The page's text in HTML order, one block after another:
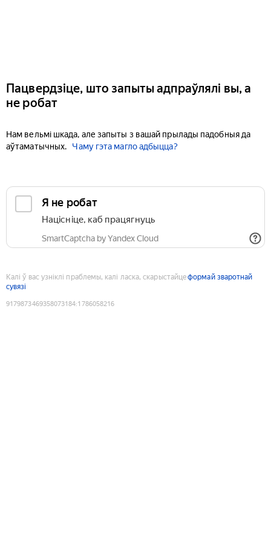
Пацвердзіце, што запыты адпраўлялі вы, а
не робат
Нам вельмі шкада, але запыты з вашай прылады падобныя да
аўтаматычных.
Чаму гэта магло адбыцца?
Я не робат
Націсніце, каб працягнуць
SmartCaptcha by Yandex Cloud
Калі ў вас узніклі праблемы, калі ласка, скарыстайцеформай зваротнай
сувязі
9179873469358073184:1786058216